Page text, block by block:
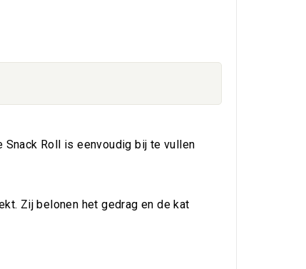
Roll is eenvoudig bij te vullen
Zij belonen het gedrag en de kat